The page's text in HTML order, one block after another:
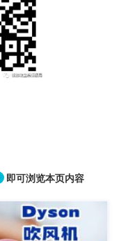
即可浏览本页内容